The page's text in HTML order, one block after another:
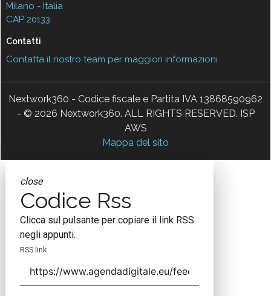
Milano - Italia
CAP 20133
Contatti
Contatta il nostro team per maggiori informazioni
Nextwork360 - Codice fiscale e Partita IVA 13868590962
- © 2026 Nextwork360. ALL RIGHTS RESERVED. ISP
AWS
Mappa del sito
close
Codice Rss
Clicca sul pulsante per copiare il link RSS
negli appunti.
RSS link